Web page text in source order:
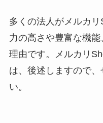
多くの法人がメルカ
力の高さや豊富な機
理由です。メルカリ
は、後述しますので
い。